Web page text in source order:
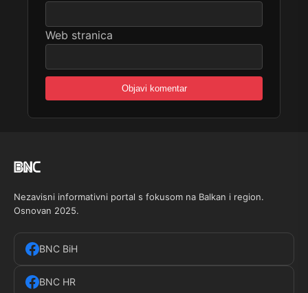
Web stranica
Nezavisni informativni portal s fokusom na Balkan i region.
Osnovan 2025.
BNC BiH
BNC HR